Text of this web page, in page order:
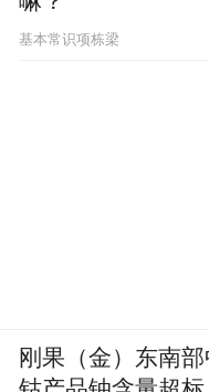
基本常识项栋梁
刚果（金）东南